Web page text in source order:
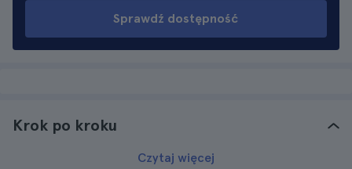
Sprawdź dostępność
Krok po kroku
Czytaj więcej